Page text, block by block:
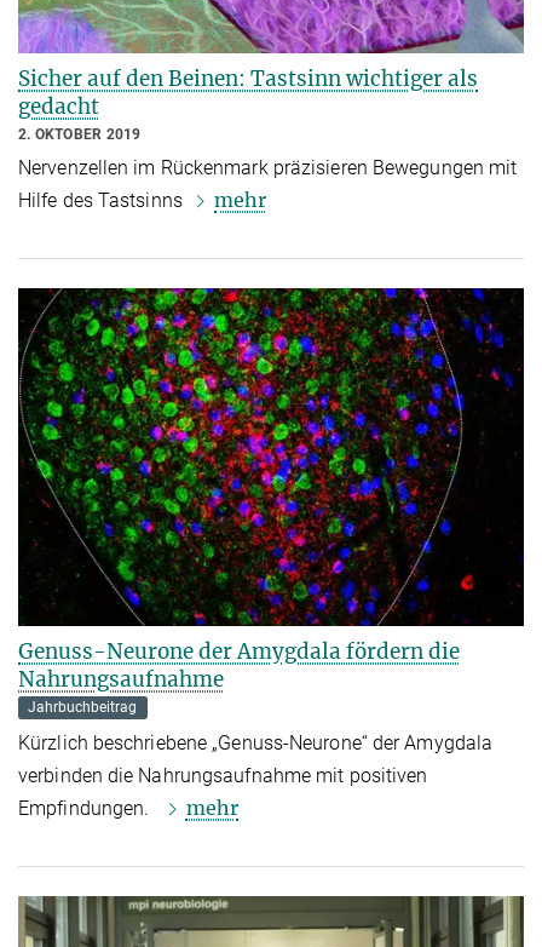
Sicher auf den Beinen: Tastsinn wichtiger als
gedacht
2. OKTOBER 2019
Nervenzellen im Rückenmark präzisieren Bewegungen mit
Hilfe des Tastsinns
mehr
Genuss-Neurone der Amygdala fördern die
Nahrungsaufnahme
Jahrbuchbeitrag
Kürzlich beschriebene „Genuss-Neurone“ der Amygdala
verbinden die Nahrungsaufnahme mit positiven
Empfindungen.
mehr